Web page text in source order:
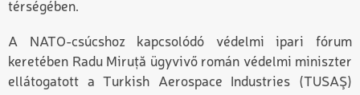
térségében.
A NATO-csúcshoz kapcsolódó védelmi iparifórum
keretében Radu Miruță ügyvivő román védelmi miniszter
ellátogatott a Turkish Aerospace Industries (TUSAŞ)